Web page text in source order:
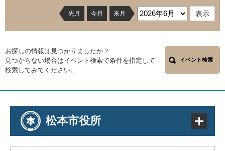
先月 今月 来月
お探しの情報は見つかりましたか？
見つからない場合はイベント検索で条件を指定して
検索してみてください。
イベント検索
松本市役所